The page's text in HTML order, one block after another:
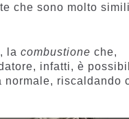
che sono molto
lacombustione che,
infatti, è
normale, riscaldando